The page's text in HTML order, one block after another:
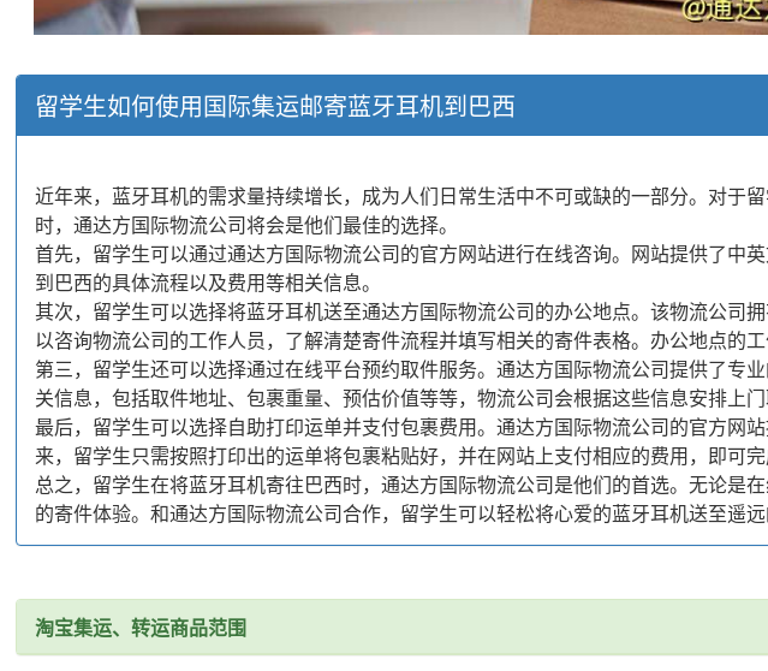
留学生如何使用国际集运邮寄蓝牙耳机到巴西
近年来，蓝牙耳机的需求量持续增长，成为人们日常生活中不可或缺的一部分。对于
时，通达方国际物流公司将会是他们最佳的选择。
首先，留学生可以通过通达方国际物流公司的官方网站进行在线咨询。网站提供了
到巴西的具体流程以及费用等相关信息。
其次，留学生可以选择将蓝牙耳机送至通达方国际物流公司的办公地点。该物流公
以咨询物流公司的工作人员，了解清楚寄件流程并填写相关的寄件表格。办公地点的
第三，留学生还可以选择通过在线平台预约取件服务。通达方国际物流公司提供了专
关信息，包括取件地址、包裹重量、预估价值等等，物流公司会根据这些信息安排
最后，留学生可以选择自助打印运单并支付包裹费用。通达方国际物流公司的官方网
来，留学生只需按照打印出的运单将包裹粘贴好，并在网站上支付相应的费用，即可完
总之，留学生在将蓝牙耳机寄往巴西时，通达方国际物流公司是他们的首选。无论是
的寄件体验。和通达方国际物流公司合作，留学生可以轻松将心爱的蓝牙耳机送至遥远
淘宝集运、转运商品范围